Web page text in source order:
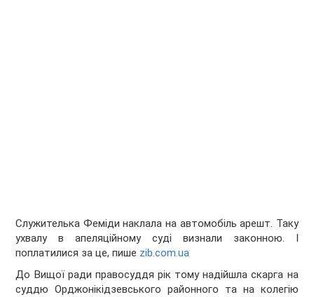
Служителька Феміди наклала на автомобіль арешт. Таку
ухвалу в апеляційному суді визнали законною. І
поплатилися за це, пише zib.com.ua
До Вищої ради правосуддя рік тому надійшла скарга на
суддю Орджонікідзевського районного та на колегію